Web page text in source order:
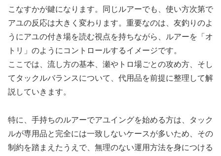
こなすかが鍵になります。同じルアーでも、使い方次第で
アユの反応は大きく変わります。重要なのは、友釣りのよ
うにアユの付き場を読む視点を持ちながら、ルアーを「オ
トリ」のようにコントロールするイメージです。
ここでは、流し方の基本、瀬やトロ場ごとの攻め方、そし
てタックルバランスについて、代用品を前提に整理して解
説していきます。
特に、手持ちのルアーでアユイングを始める方は、タック
ルが専用品と完全には一致しないケースが多いため、その
制約を踏まえたうえで、無理のない運用方法を身につける